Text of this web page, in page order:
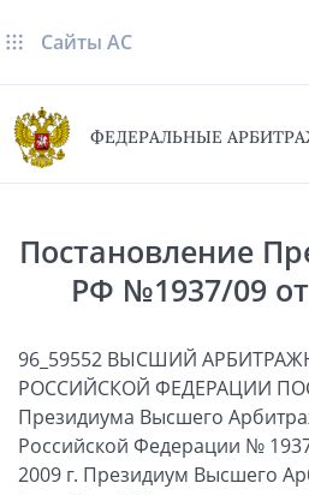
Сайты AC
ФЕДЕРАЛЬНЫЕ
Постановление
РФ №1937/09 от
96_59552 ВЫСШИЙ
РОССИЙСКОЙ ФЕДЕРАЦИИ
Президиума Высшего
Российской Федерации №
2009 г. Президиум Высшего